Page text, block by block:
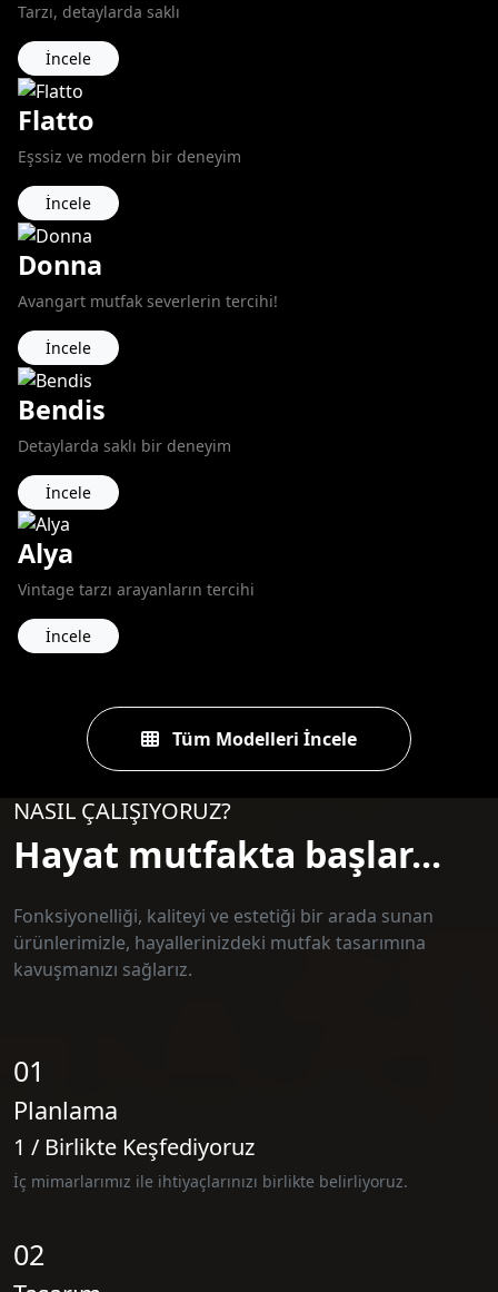
Tarzı, detaylarda saklı
İncele
Flatto
Eşssiz ve modern bir deneyim
İncele
Donna
Avangart mutfak severlerin tercihi!
İncele
Bendis
Detaylarda saklı bir deneyim
İncele
Alya
Vintage tarzı arayanların tercihi
İncele
Tüm Modelleri İncele
NASIL ÇALIŞIYORUZ?
Hayat mutfakta başlar...
Fonksiyonelliği, kaliteyi ve estetiği bir arada sunan
ürünlerimizle, hayallerinizdeki mutfak tasarımına
kavuşmanızı sağlarız.
01
Planlama
1 / Birlikte Keşfediyoruz
İç mimarlarımız ile ihtiyaçlarınızı birlikte belirliyoruz.
02